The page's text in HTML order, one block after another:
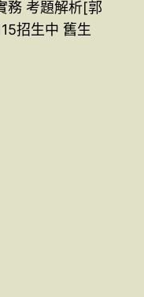
務 考題解析[郭
招生中 舊生